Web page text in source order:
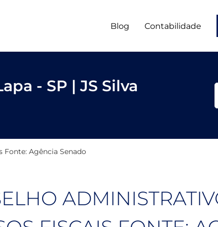
Blog Contabilidade
- SP | JS Silva
Fonte: Agência Senado